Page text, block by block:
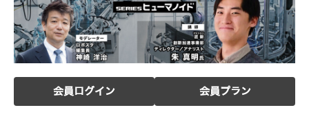
会員ログイン 会員プラン